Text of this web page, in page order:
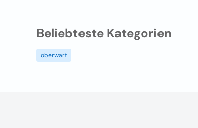
Beliebteste Kategorien
oberwart